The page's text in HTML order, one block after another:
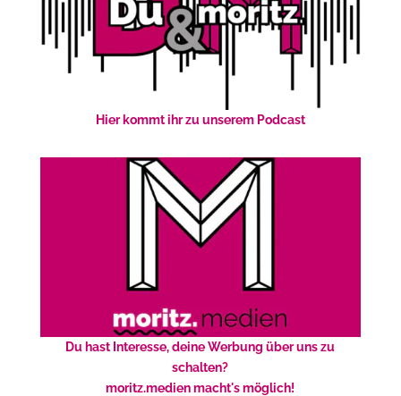
Hier kommt ihr zu unserem Podcast
Du hast Interesse, deine Werbung über uns zu
schalten?
moritz.medien macht's möglich!